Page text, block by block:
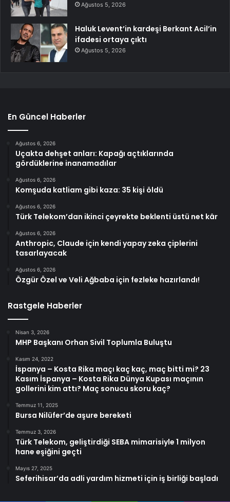
Ağustos 5, 2026
Haluk Levent’in kardeşi Berkant Acil’in
ifadesi ortaya çıktı
Ağustos 5, 2026
En Güncel Haberler
Ağustos 6, 2026
Uçakta dehşet anları: Kapağı açtıklarında
gördüklerine inanamadılar
Ağustos 6, 2026
Komşuda katliam gibi kaza: 35 kişi öldü
Ağustos 6, 2026
Türk Telekom’dan ikinci çeyrekte beklenti üstü net kâr
Ağustos 6, 2026
Anthropic, Claude için kendi yapay zeka çiplerini
tasarlayacak
Ağustos 6, 2026
Özgür Özel ve Veli Ağbaba için fezleke hazırlandı!
Rastgele Haberler
Nisan 3, 2026
MHP Başkanı Orhan Sivil Toplumla Buluştu
Kasım 24, 2022
İspanya – Kosta Rika maçı kaç kaç, maç bitti mi? 23
Kasım İspanya – Kosta Rika Dünya Kupası maçının
gollerini kim attı? Maç sonucu skoru kaç?
Temmuz 11, 2025
Bursa Nilüfer’de aşure bereketi
Temmuz 3, 2026
Türk Telekom, geliştirdiği SEBA mimarisiyle 1 milyon
hane eşiğini geçti
Mayıs 27, 2025
Seferihisar’da adli yardım hizmeti için iş birliği başladı